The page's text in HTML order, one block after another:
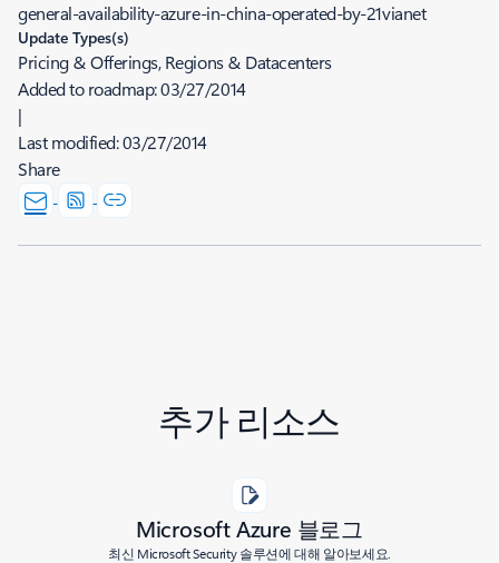
general-availability-azure-in-china-operated-by-21vianet
Update Types(s)
Pricing & Offerings, Regions & Datacenters
Added to roadmap:03/27/2014
|
Last modified:03/27/2014
Share
추가 리소스
Microsoft Azure 블로그
최신 Microsoft Security 솔루션에 대해 알아보세요.